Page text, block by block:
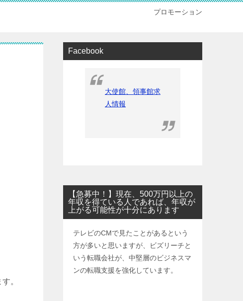
プロモーション
。
Facebook
大使館、領事館求
人情報
【急募中！】現在、500万円以上の
年収を得ている人であれば、年収が
上がる可能性が十分にあります
テレビのCMで見たことがあるという
方が多いと思いますが、ビズリーチと
いう転職会社が、中堅層のビジネスマ
ンの転職支援を強化しています。